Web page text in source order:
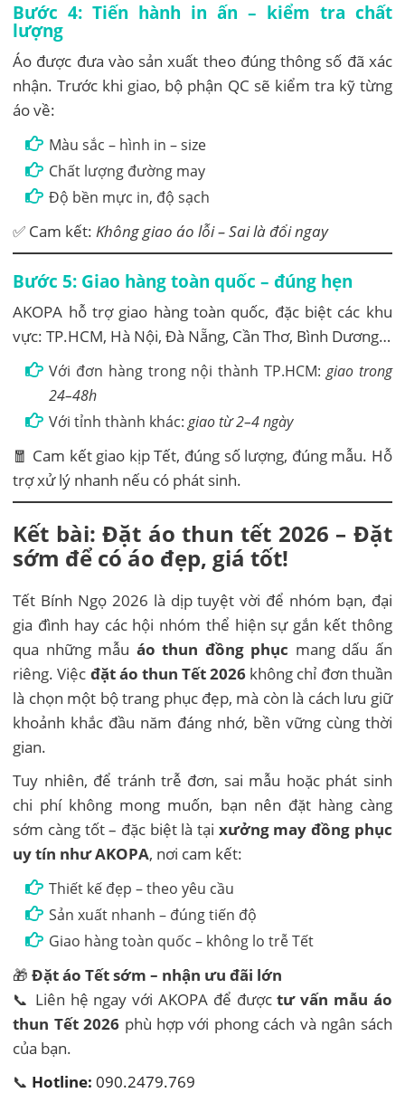
Bước 4: Tiến hành in ấn – kiểm tra chất
lượng
Áo được đưa vào sản xuất theo đúng thông số đã xác
nhận. Trước khi giao, bộ phận QC sẽ kiểm tra kỹ từng
áo về:
Màu sắc – hình in – size
Chất lượng đường may
Độ bền mực in, độ sạch
✅ Cam kết:Không giao áo lỗi – Sai là đổi ngay
Bước 5: Giao hàng toàn quốc – đúng hẹn
AKOPA hỗ trợ giao hàng toàn quốc, đặc biệt các khu
vực: TP.HCM, Hà Nội, Đà Nẵng, Cần Thơ, Bình Dương…
Với đơn hàng trong nội thành TP.HCM: giao trong
24–48h
Với tỉnh thành khác:giao từ 2–4 ngày
🧧 Cam kết giao kịp Tết, đúng số lượng, đúng mẫu. Hỗ
trợ xử lý nhanh nếu có phát sinh.
Kết bài: Đặt áo thun tết 2026 – Đặt
sớm để có áo đẹp, giá tốt!
Tết Bính Ngọ 2026 là dịp tuyệt vời để nhóm bạn, đại
gia đình hay các hội nhóm thể hiện sự gắn kết thông
qua những mẫu áo thun đồng phục mang dấu ấn
riêng. Việc đặt áo thun Tết 2026 không chỉ đơn thuần
là chọn một bộ trang phục đẹp, mà còn là cách lưu giữ
khoảnh khắc đầu năm đáng nhớ, bền vững cùng thời
gian.
Tuy nhiên, để tránh trễ đơn, sai mẫu hoặc phát sinh
chi phí không mong muốn, bạn nên đặt hàng càng
sớm càng tốt – đặc biệt là tại xưởng may đồng phục
uy tín như AKOPA, nơi cam kết:
Thiết kế đẹp – theo yêu cầu
Sản xuất nhanh – đúng tiến độ
Giao hàng toàn quốc – không lo trễ Tết
🎁Đặt áo Tết sớm – nhận ưu đãi lớn
📞 Liên hệ ngay với AKOPA để đượctư vấn mẫu áo
thun Tết 2026 phù hợp với phong cách và ngân sách
của bạn.
📞 Hotline: 090.2479.769